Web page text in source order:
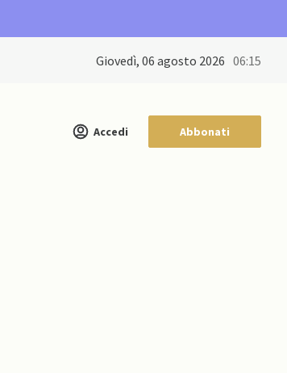
giovedì, 06 agosto 2026 06:15
Accedi Abbonati